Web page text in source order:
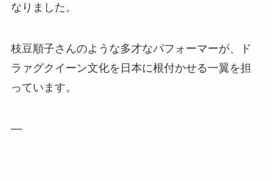
なりました。
枝豆順子さんのような多才なパフォーマーが、ド
ラァグクイーン文化を日本に根付かせる一翼を担
っています。
—